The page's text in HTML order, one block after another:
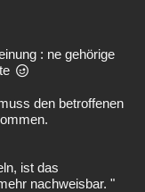
: ne gehörige
den betroffenen
ist das
nachweisbar. "